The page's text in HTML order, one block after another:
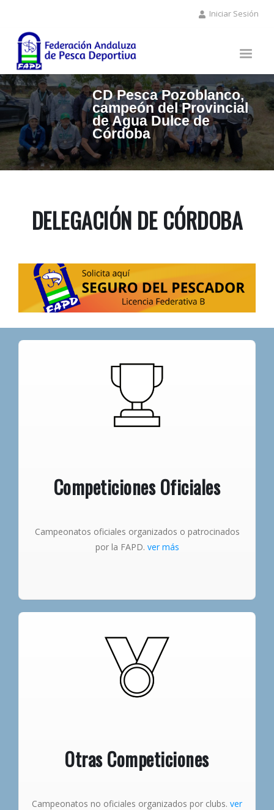
contenido
principal
Iniciar Sesión
CD Pesca Pozoblanco,
campeón del Provincial
de Agua Dulce de
Córdoba
DELEGACIÓN DE CÓRDOBA
Competiciones Oficiales
Campeonatos oficiales organizados o patrocinados
por la FAPD. ver más
Otras Competiciones
Campeonatos no oficiales organizados por clubs. ver